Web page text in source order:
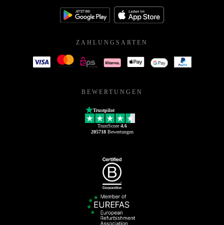
ZAHLUNGSARTEN
BEWERTUNGEN
Trustpilot
TrustScore 4.6
205718Bewertungen